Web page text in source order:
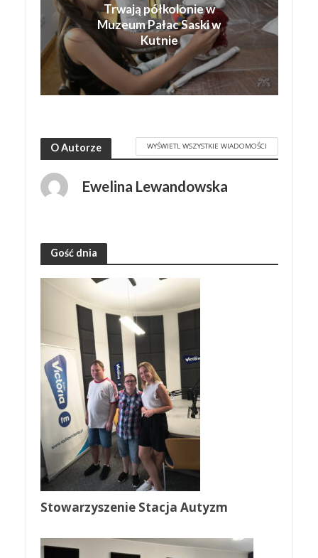
Trwają półkolonie w
Muzeum Pałac Saski w
Kutnie
O Autorze WYŚWIETL WSZYSTKIE WIADOMOŚCI
Ewelina Lewandowska
Gość dnia
Stowarzyszenie Stacja Autyzm